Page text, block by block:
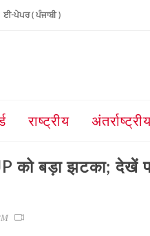
ਈ-ਪੇਪਰ ( ਪੰਜਾਬੀ )
राष्ट्रीय
को बड़ा झटका;